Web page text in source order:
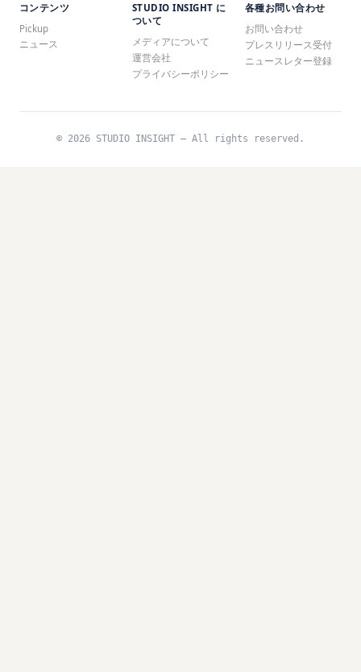
コンテンツ
Pickup
ニュース
STUDIO INSIGHT に
ついて
メディアについて
運営会社
プライバシーポリシー
各種お問い合わせ
お問い合わせ
プレスリリース受付
ニュースレター登録
© 2026 STUDIO INSIGHT — All rights reserved.